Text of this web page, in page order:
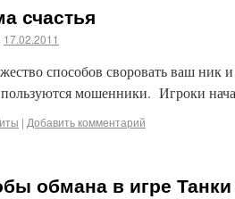
счастья
17.02.2011
способов своровать ваш ник
мошенники. Игроки
| Добавить комментарий
обмана в игре